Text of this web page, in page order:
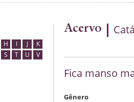
H I J
K
S T U
V
Acervo
Fica manso
Gênero